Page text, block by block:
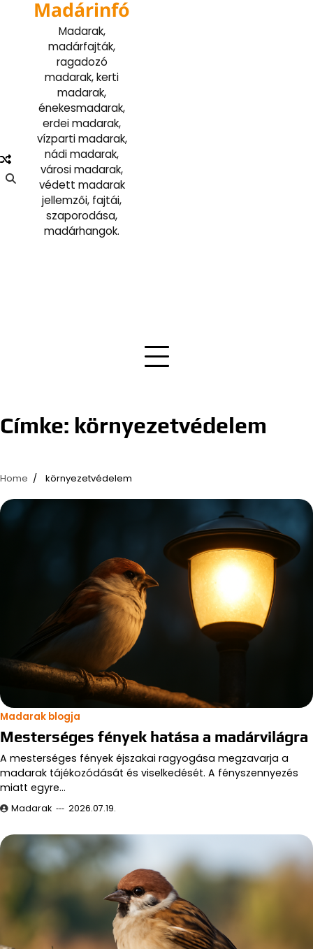
Madárinfó
Madarak,
madárfajták,
ragadozó
madarak, kerti
madarak,
énekesmadarak,
erdei madarak,
vízparti madarak,
nádi madarak,
városi madarak,
védett madarak
jellemzői, fajtái,
szaporodása,
madárhangok.
Címke: környezetvédelem
Home környezetvédelem
Madarak blogja
Mesterséges fények hatása a madárvilágra
A mesterséges fények éjszakai ragyogása megzavarja a
madarak tájékozódását és viselkedését. A fényszennyezés
miatt egyre…
Madarak 2026.07.19.